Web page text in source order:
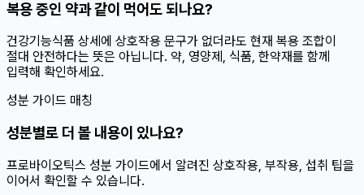
복용 중인 약과 같이 먹어도 되나요?
건강기능식품 상세에 상호작용 문구가 없더라도 현재 복용 조합이
절대 안전하다는 뜻은 아닙니다. 약, 영양제, 식품, 한약재를 함께
입력해 확인하세요.
성분 가이드 매칭
성분별로 더 볼 내용이 있나요?
프로바이오틱스 성분 가이드에서 알려진 상호작용, 부작용, 섭취 팁을
이어서 확인할 수 있습니다.